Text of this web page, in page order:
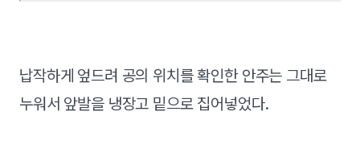
납작하게 엎드려 공의 위치를 확인한 안주는 그대로
누워서 앞발을 냉장고 밑으로 집어넣었다.